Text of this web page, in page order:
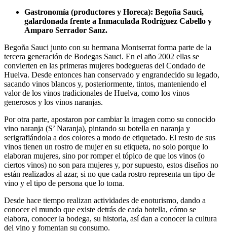
Gastronomía (productores y Horeca): Begoña Sauci,
galardonada frente a Inmaculada Rodríguez Cabello y
Amparo Serrador Sanz.
Begoña Sauci junto con su hermana Montserrat forma parte de la
tercera generación de Bodegas Sauci. En el año 2002 ellas se
convierten en las primeras mujeres bodegueras del Condado de
Huelva. Desde entonces han conservado y engrandecido su legado,
sacando vinos blancos y, posteriormente, tintos, manteniendo el
valor de los vinos tradicionales de Huelva, como los vinos
generosos y los vinos naranjas.
Por otra parte, apostaron por cambiar la imagen como su conocido
vino naranja (S’ Naranja), pintando su botella en naranja y
serigrafiándola a dos colores a modo de etiquetado. El resto de sus
vinos tienen un rostro de mujer en su etiqueta, no solo porque lo
elaboran mujeres, sino por romper el tópico de que los vinos (o
ciertos vinos) no son para mujeres y, por supuesto, estos diseños no
están realizados al azar, si no que cada rostro representa un tipo de
vino y el tipo de persona que lo toma.
Desde hace tiempo realizan actividades de enoturismo, dando a
conocer el mundo que existe detrás de cada botella, cómo se
elabora, conocer la bodega, su historia, así dan a conocer la cultura
del vino y fomentan su consumo.